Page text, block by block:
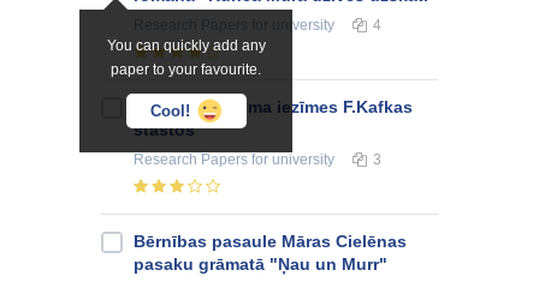
You can quickly add any
paper to your favourite.
Cool!
for university 4
Eksistenciālisma iezīmes F.Kafkas
stāstos
Research Papers for university 3
Bērnības pasaule Māras Cielēnas
pasaku grāmatā "Ņau un Murr"